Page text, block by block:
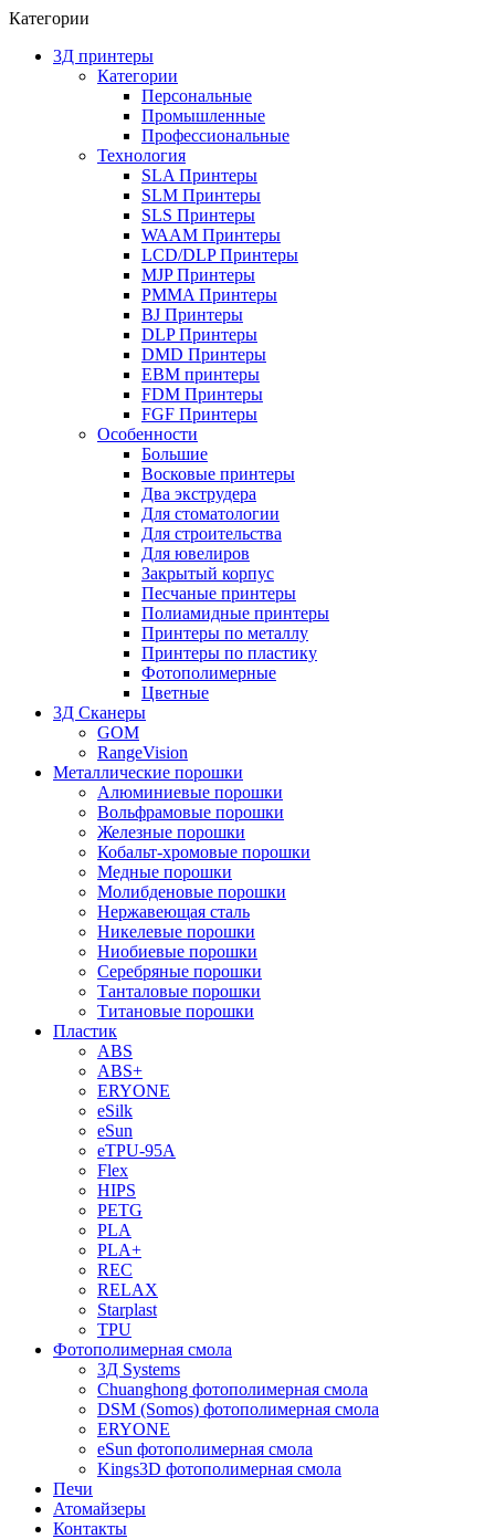
Категории
3Д принтеры
Категории
Персональные
Промышленные
Профессиональные
Технология
SLA Принтеры
SLM Принтеры
SLS Принтеры
WAAM Принтеры
LCD/DLP Принтеры
MJP Принтеры
PMMA Принтеры
BJ Принтеры
DLP Принтеры
DMD Принтеры
EBM принтеры
FDM Принтеры
FGF Принтеры
Особенности
Большие
Восковые принтеры
Два экструдера
Для стоматологии
Для строительства
Для ювелиров
Закрытый корпус
Песчаные принтеры
Полиамидные принтеры
Принтеры по металлу
Принтеры по пластику
Фотополимерные
Цветные
3Д Сканеры
GOM
RangeVision
Металлические порошки
Алюминиевые порошки
Вольфрамовые порошки
Железные порошки
Кобальт-хромовые порошки
Медные порошки
Молибденовые порошки
Нержавеющая сталь
Никелевые порошки
Ниобиевые порошки
Серебряные порошки
Танталовые порошки
Титановые порошки
Пластик
ABS
ABS+
ERYONE
eSilk
eSun
eTPU-95A
Flex
HIPS
PETG
PLA
PLA+
REC
RELAX
Starplast
TPU
Фотополимерная смола
3Д Systems
Chuanghong фотополимерная смола
DSM (Somos) фотополимерная смола
ERYONE
eSun фотополимерная смола
Kings3D фотополимерная смола
Печи
Атомайзеры
Контакты